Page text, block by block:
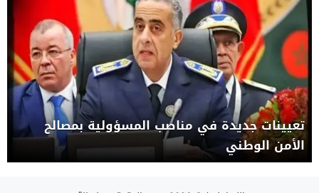
تعيينات جديدة في مناصب المسؤولية بمصالح
الأمن الوطني